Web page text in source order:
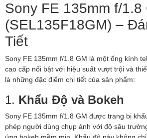
Sony FE 135mm f/1.8
(SEL135F18GM) –
Tiết
Sony FE 135mm f/1.8 GM là một ống kính
cao cấp nổi bật với hiệu suất vượt trội và
là những đặc điểm chi tiết của sản phẩm:
1. Khẩu Độ và Bokeh
Sony FE 135mm f/1.8 GM được trang bị
phép người dùng chụp ảnh với độ sâu